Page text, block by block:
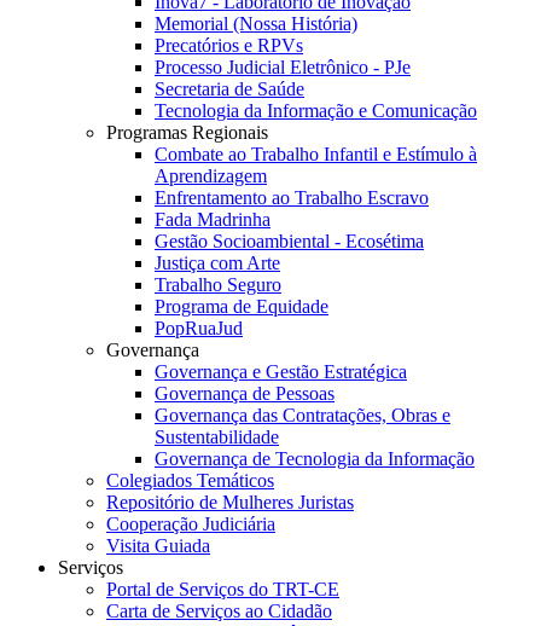
Memorial (Nossa História)
Precatórios e RPVs
Processo Judicial Eletrônico - PJe
Secretaria de Saúde
Tecnologia da Informação e Comunicação
Programas Regionais
Combate ao Trabalho Infantil e Estímulo à
Aprendizagem
Enfrentamento ao Trabalho Escravo
Fada Madrinha
Gestão Socioambiental - Ecosétima
Justiça com Arte
Trabalho Seguro
Programa de Equidade
PopRuaJud
Governança
Governança e Gestão Estratégica
Governança de Pessoas
Governança das Contratações, Obras e
Sustentabilidade
Governança de Tecnologia da Informação
Colegiados Temáticos
Repositório de Mulheres Juristas
Cooperação Judiciária
Visita Guiada
Serviços
Portal de Serviços do TRT-CE
Carta de Serviços ao Cidadão